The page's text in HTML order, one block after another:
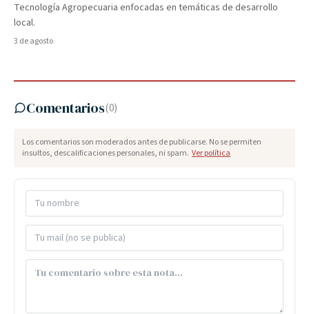
Tecnología Agropecuaria enfocadas en temáticas de desarrollo
local.
3 de agosto
Comentarios(0)
Los comentarios son moderados antes de publicarse. No se permiten
insultos, descalificaciones personales, ni spam. Ver política